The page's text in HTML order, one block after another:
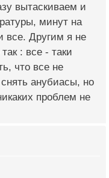
вытаскиваем и
минут на
все. Другим я не
: все - таки
что все не
анубиасы, но
проблем не